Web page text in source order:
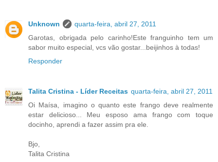
Unknown
quarta-feira, abril 27, 2011
Garotas, obrigada pelo carinho!Este franguinho tem um
sabor muito especial, vcs vão gostar...beijinhos à todas!
Responder
Talita Cristina - Líder Receitas quarta-feira, abril 27, 2011
Oi Maísa, imagino o quanto este frango deve realmente
estar delicioso... Meu esposo ama frango com toque
docinho, aprendi a fazer assim pra ele.
Bjo,
Talita Cristina